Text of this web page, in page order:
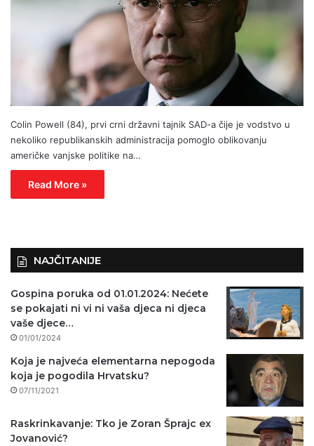
Colin Powell (84), prvi crni državni tajnik SAD-a čije je vodstvo u
nekoliko republikanskih administracija pomoglo oblikovanju
američke vanjske politike na…
Read More »
NAJČITANIJE
Gospina poruka od 01.01.2024: Nećete
se pokajati ni vi ni vaša djeca ni djeca
vaše djece…
01/01/2024
Koja je najveća elementarna nepogoda
koja je pogodila Hrvatsku?
07/11/2021
Raskrinkavanje: Tko je Zoran Šprajc ex
Jovanović?